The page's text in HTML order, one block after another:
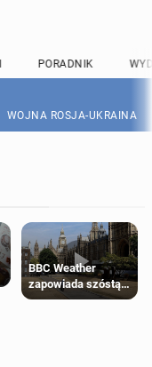
PORADNIK
WOJNA ROSJA-UKRAINA
BBC Weather
zapowiada szóstą
falę upałów w